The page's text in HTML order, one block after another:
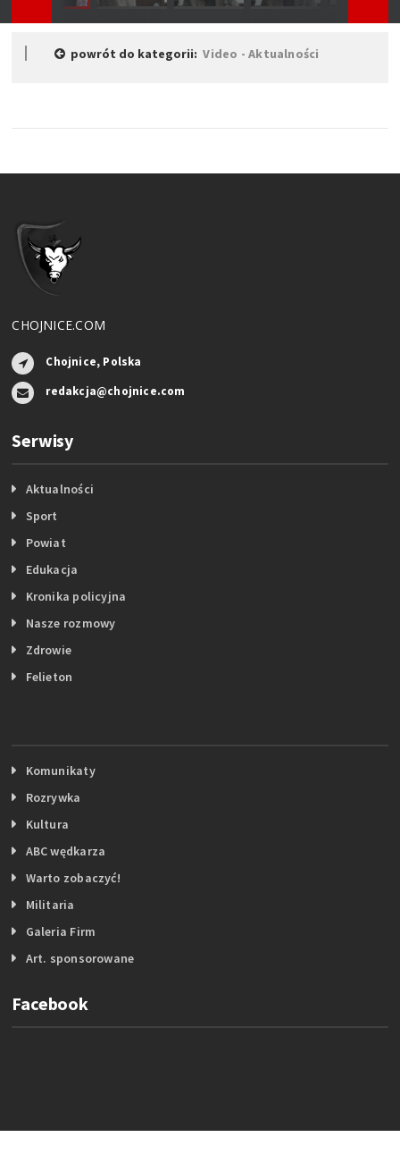
powrót do kategorii:Video - Aktualności
CHOJNICE.COM
Chojnice, Polska
redakcja@chojnice.com
Serwisy
Aktualności
Sport
Powiat
Edukacja
Kronika policyjna
Nasze rozmowy
Zdrowie
Felieton
Komunikaty
Rozrywka
Kultura
ABC wędkarza
Warto zobaczyć!
Militaria
Galeria Firm
Art. sponsorowane
Facebook